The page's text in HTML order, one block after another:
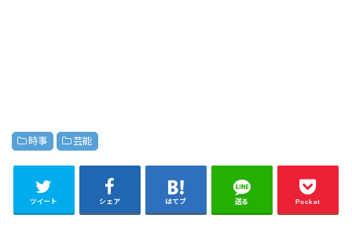
時事 芸能
ツイート シェア はてブ 送る Pocket